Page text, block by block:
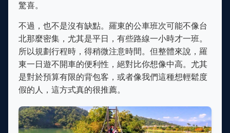
驚喜。
不過，也不是沒有缺點。羅東的公車班次可能不像台
北那麼密集，尤其是平日，有些路線一小時才一班。
所以規劃行程時，得稍微注意時間。但整體來說，羅
東一日遊不開車的便利性，絕對比你想像中高。尤其
是對於預算有限的背包客，或者像我們這種想輕鬆度
假的人，這方式真的很推薦。